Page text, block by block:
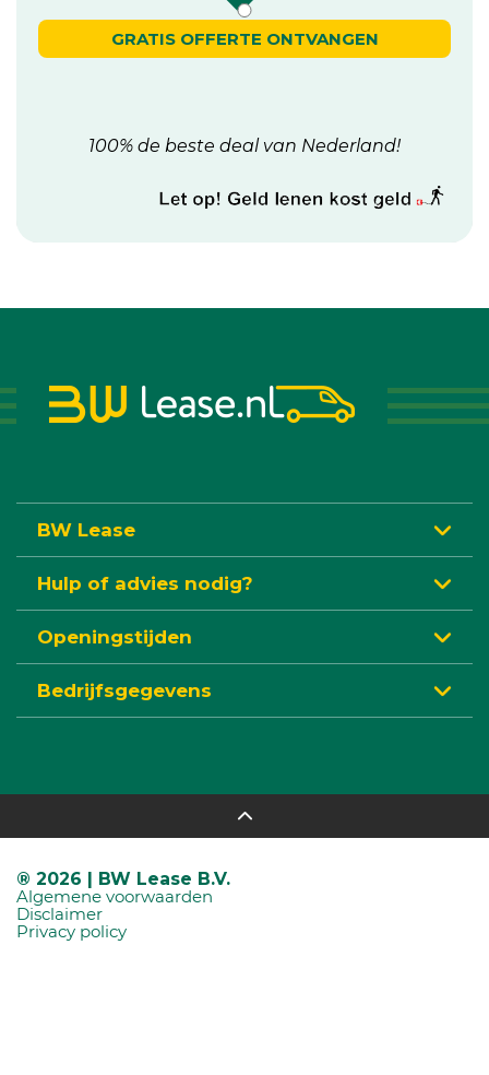
GRATIS OFFERTE ONTVANGEN
100% de beste deal van Nederland!
BW Lease
Hulp of advies nodig?
Openingstijden
Bedrijfsgegevens
® 2026 | BW Lease B.V.
Algemene voorwaarden
Disclaimer
Privacy policy